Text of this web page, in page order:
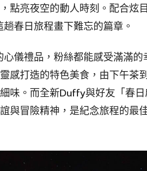
點亮夜空的動人時刻。配合炫
春日旅程畫下難忘的篇章。
儀禮品，粉絲都能感受滿滿的
感打造的特色美食，由下午茶
味。而全新Duffy與好友「春
與冒險精神，是紀念旅程的最